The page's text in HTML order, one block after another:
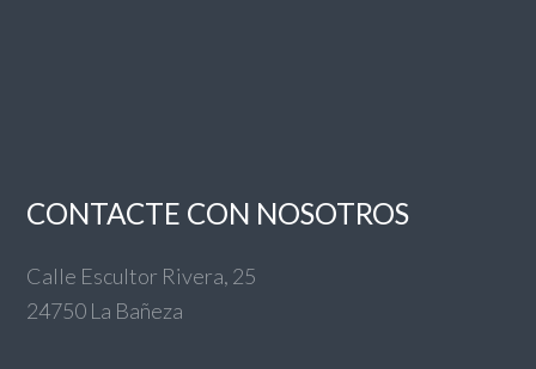
CONTACTE CON NOSOTROS
Calle Escultor Rivera, 25
24750 La Bañeza